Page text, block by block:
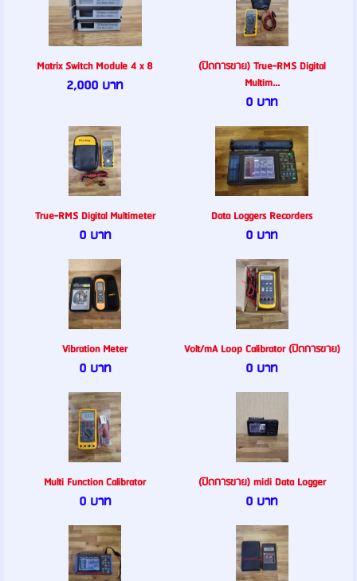
Matrix Switch Module 4 x 8
2,000 บาท
(ปิดการขาย) True-RMS Digital
Multim...
0 บาท
True-RMS Digital Multimeter
0 บาท
Data Loggers Recorders
0 บาท
Vibration Meter
0 บาท
Volt/mA Loop Calibrator (ปิดการขาย)
0 บาท
Multi Function Calibrator
0 บาท
(ปิดการขาย) midi Data Logger
0 บาท